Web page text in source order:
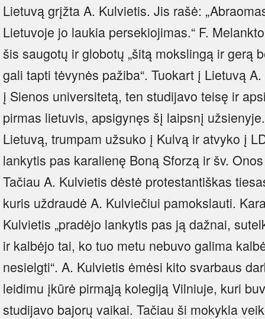
Lietuvą grįžta A. Kulvietis. Jis rašė:
Lietuvoje jo laukia persekiojimas.“ F.
šis saugotų ir globotų „šitą mokslingą ir gerą
gali tapti tėvynės pažiba“. Tuokart į Lietuvą
į Sienos universitetą, ten studijavo teisę ir
pirmas lietuvis, apsigynęs šį laipsnį
Lietuvą, trumpam užsuko į Kulvą ir atvyko į
lankytis pas karalienę Boną Sforzą ir šv.
Tačiau A. Kulvietis dėstė protestantiškas
kuris uždraudė A. Kulviečiui pamokslauti.
Kulvietis „pradėjo lankytis pas ją dažnai,
ir kalbėjo tai, ko tuo metu nebuvo galima
nesielgti“. A. Kulvietis ėmėsi kito svarbaus
leidimu įkūrė pirmąją kolegiją Vilniuje, kuri
studijavo bajorų vaikai. Tačiau ši mokykla